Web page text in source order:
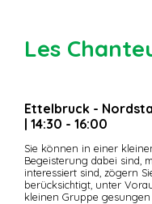
Les
Ettelbruck -
| 14:30 - 16:00
Sie können in einer
Begeisterung dabei sind,
interessiert sind, zögern
berücksichtigt, unter
kleinen Gruppe gesungen